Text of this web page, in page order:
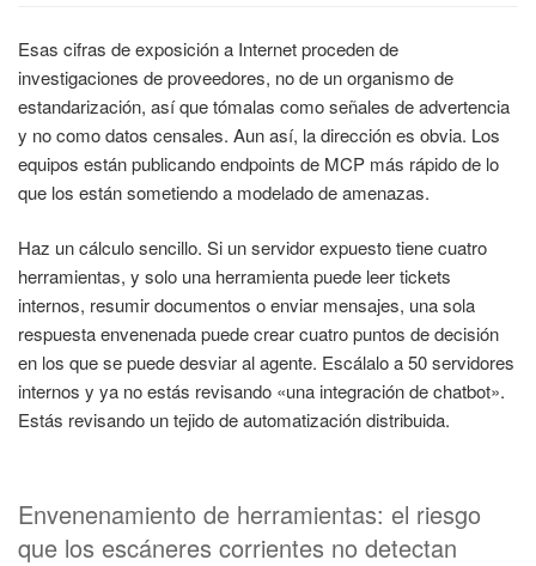
Esas cifras de exposición a Internet proceden de
investigaciones de proveedores, no de un organismo de
estandarización, así que tómalas como señales de advertencia
y no como datos censales. Aun así, la dirección es obvia. Los
equipos están publicando endpoints de MCP más rápido de lo
que los están sometiendo a modelado de amenazas.
Haz un cálculo sencillo. Si un servidor expuesto tiene cuatro
herramientas, y solo una herramienta puede leer tickets
internos, resumir documentos o enviar mensajes, una sola
respuesta envenenada puede crear cuatro puntos de decisión
en los que se puede desviar al agente. Escálalo a 50 servidores
internos y ya no estás revisando «una integración de chatbot».
Estás revisando un tejido de automatización distribuida.
Envenenamiento de herramientas: el riesgo
que los escáneres corrientes no detectan